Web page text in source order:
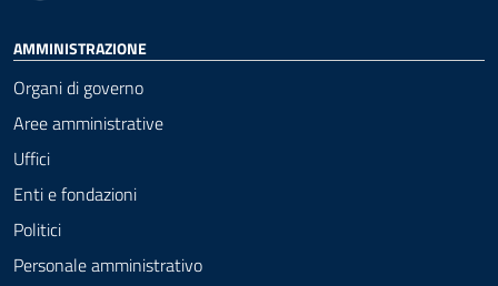
AMMINISTRAZIONE
Organi di governo
Aree amministrative
Uffici
Enti e fondazioni
Politici
Personale amministrativo